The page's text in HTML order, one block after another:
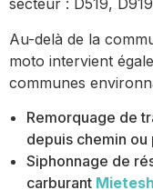
secteur : D519,
Au-delà de la
moto intervient
communes
Remorquage de
depuis chemin ou
Siphonnage de
carburant